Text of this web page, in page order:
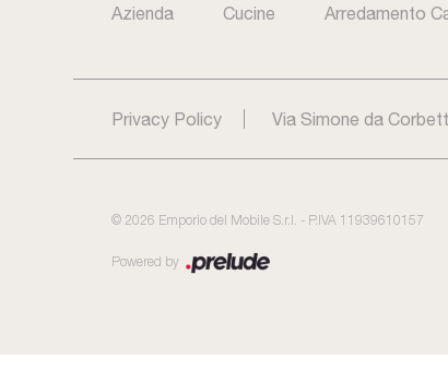
Azienda Cucine Arredamento
Privacy Policy Via Simone da
© 2026 Emporio del Mobile S.r.l. - P.IVA 11939610157
Powered by